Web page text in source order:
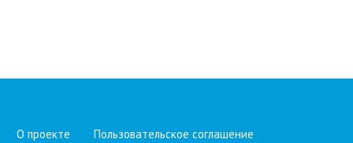
О проекте
Пользовательское соглашение